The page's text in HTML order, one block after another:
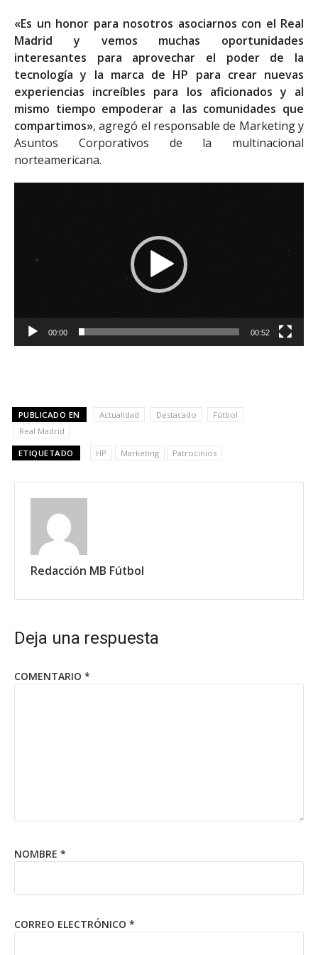
«Es un honor para nosotros asociarnos con el Real
Madrid y vemos muchas oportunidades
interesantes para aprovechar el poder de la
tecnología y la marca de HP para crear nuevas
experiencias increíbles para los aficionados y al
mismo tiempo empoderar a las comunidades que
compartimos», agregó el responsable de Marketing y
Asuntos Corporativos de la multinacional
norteamericana.
00:00 00:52
PUBLICADO EN Actualidad Destacado
Fútbol
Real Madrid
ETIQUETADO HP Marketing Patrocinios
Redacción MB Fútbol
Deja una respuesta
COMENTARIO *
NOMBRE *
CORREO ELECTRÓNICO *